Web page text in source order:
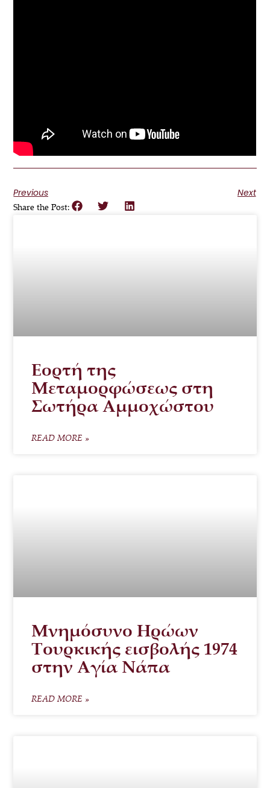
Previous Next
Share the Post:
Εορτή της
Μεταμορφώσεως στη
Σωτήρα Αμμοχώστου
READ MORE »
Μνημόσυνο Ηρώων
Τουρκικής εισβολής 1974
στην Αγία Νάπα
READ MORE »